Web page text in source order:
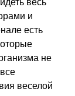
и
есть
не
веселой